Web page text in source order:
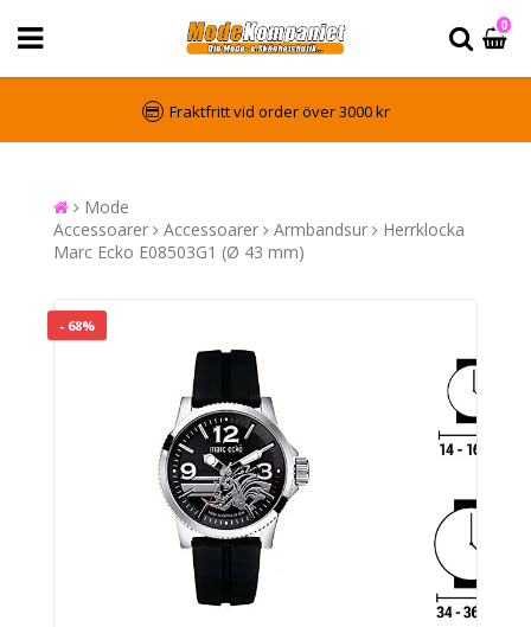
0
Fraktfritt vid order över 3000 kr
Mode
Accessoarer
Accessoarer Armbandsur
Herrklocka
Marc Ecko E08503G1 (Ø 43 mm)
- 68%